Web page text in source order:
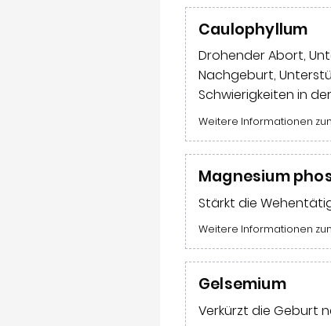
Caulophyllum
Drohender Abort,
Nachgeburt,
Schwierigkeiten in
Weitere Informationen
Magnesium
Stärkt die
Weitere Informationen
Gelsemium
Verkürzt die Geburt